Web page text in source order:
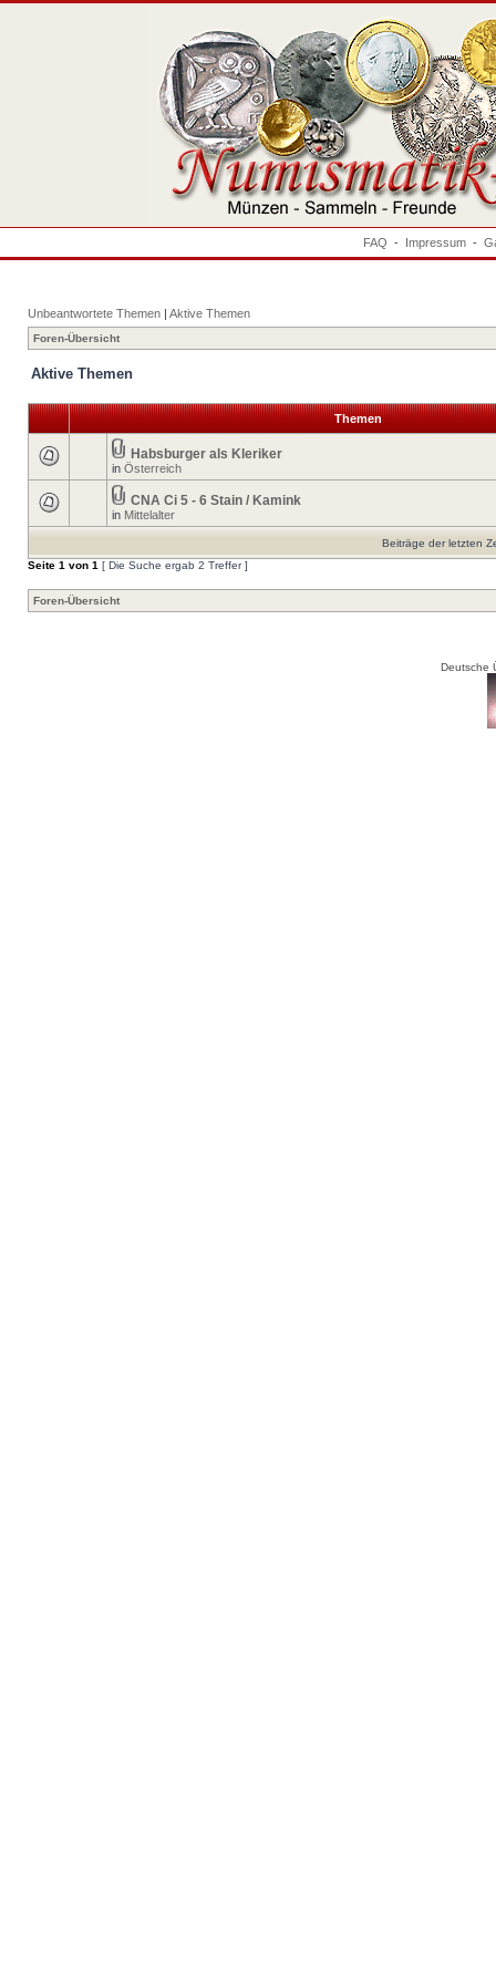
FAQ - Impressum -
Unbeantwortete Themen | Aktive Themen
Foren-Übersicht
Aktive Themen
Themen
Habsburger als Kleriker
in Österreich
CNA Ci 5 - 6 Stain / Kamink
in Mittelalter
Beiträge der letzten
Seite 1 von 1 [ Die Suche ergab 2 Treffer ]
Foren-Übersicht
Deutsche